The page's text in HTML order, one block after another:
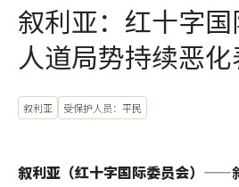
叙利亚：红十字
人道局势持续恶
叙利亚 受保护人员：平民
叙利亚（红十字国际委员会） ——